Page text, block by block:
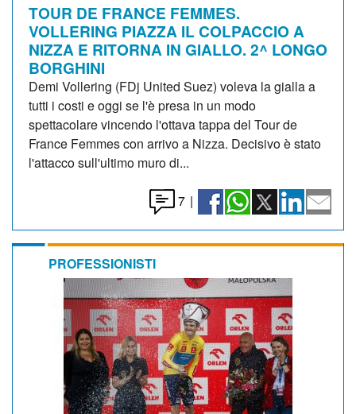
TOUR DE FRANCE FEMMES.
VOLLERING PIAZZA IL COLPACCIO A
NIZZA E RITORNA IN GIALLO. 2^ LONGO
BORGHINI
Demi Vollering (FDj United Suez) voleva la gialla a
tutti i costi e oggi se l'è presa in un modo
spettacolare vincendo l'ottava tappa del Tour de
France Femmes con arrivo a Nizza. Decisivo è stato
l'attacco sull'ultimo muro di...
7 |
PROFESSIONISTI